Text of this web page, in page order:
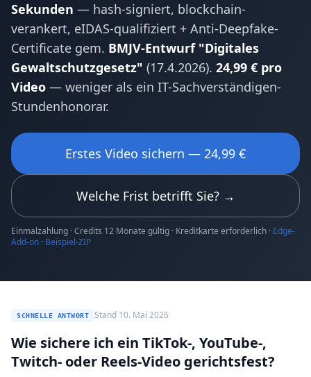
Sekunden — hash-signiert, blockchain-
verankert, eIDAS-qualifiziert + Anti-Deepfake-
Certificate gem. BMJV-Entwurf "Digitales
Gewaltschutzgesetz" (17.4.2026). 24,99 € pro
Video — weniger als ein IT-Sachverständigen-
Stundenhonorar.
Erstes Video sichern — 24,99 €
Welche Frist betrifft Sie? →
Einmalzahlung · Credits 12 Monate gültig · Kreditkarte erforderlich · Edge-
Add-on · Beispiel-ZIP
SCHNELLE ANTWORT Stand 10. Mai 2026
Wie sichere ich ein TikTok-, YouTube-,
Twitch- oder Reels-Video gerichtsfest?